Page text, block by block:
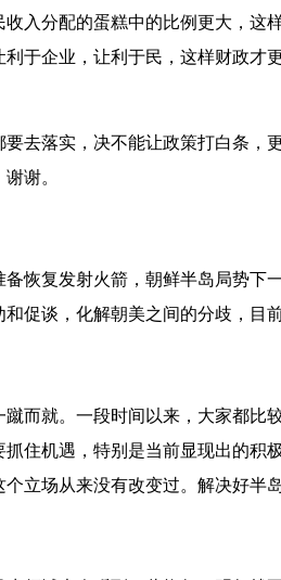
入分配的蛋糕中的比例更大，
于企业，让利于民，这样财政
落实，决不能让政策打白条，
谢。
复发射火箭，朝鲜半岛局势下
促谈，化解朝美之间的分歧，目
就。一段时间以来，大家都比
住机遇，特别是当前显现出的
立场从来没有改变过。解决好半